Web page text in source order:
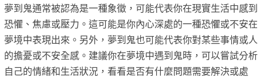
夢到鬼通常被認為是一種象徵，可能代表你在現實生活中感到
恐懼、焦慮或壓力。這可能是你內心深處的一種恐懼或不安在
夢境中表現出來。另外，夢到鬼也可能代表你對某些事情或人
的擔憂或不安全感。建議你在夢境中遇到鬼時，可以嘗試分析
自己的情緒和生活狀況，看看是否有什麼問題需要解決或處